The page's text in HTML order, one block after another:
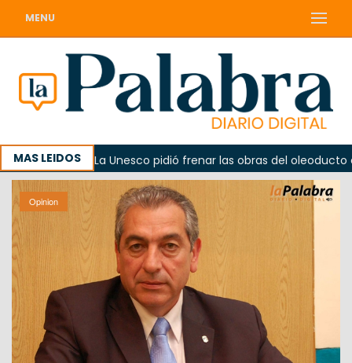
MENU
MAS LEIDOSLa Unesco pidió frenar las obras del oleoducto en
Opinion